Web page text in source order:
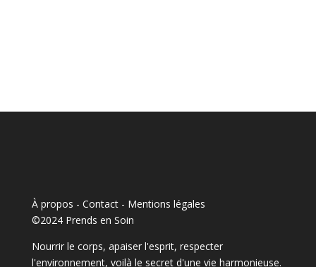
À propos - Contact- Mentions légales
©2024 Prends en Soin
Nourrir le corps, apaiser l'esprit, respecter
l'environnement, voilà le secret d'une vie harmonieuse.